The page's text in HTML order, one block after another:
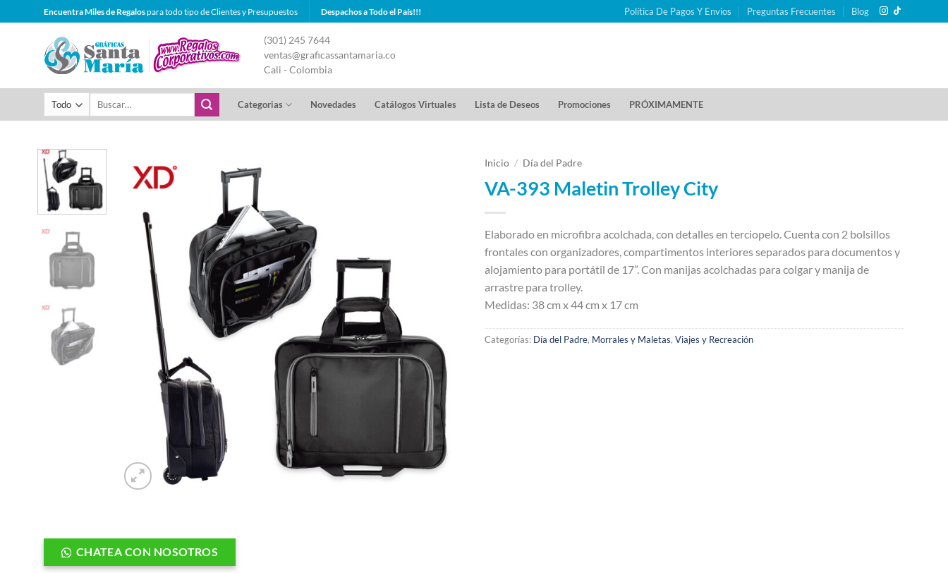
al
contenido
Encuentra Miles de Regalospara todo tipo de Clientes y Presupuestos Despachos a Todo el País!!! Política De Pagos Y Envios Preguntas Frecuentes Blog
(301) 245 7644
ventas@graficassantamaria.co
Cali - Colombia
Buscar
Categorias Novedades Catálogos Virtuales Lista de Deseos Promociones PRÓXIMAMENTE
Inicio / Día del Padre
VA-393 Maletin Trolley City
Elaborado en microfibra acolchada, con detalles en terciopelo. Cuenta con 2 bolsillos
frontales con organizadores, compartimentos interiores separados para documentos y
alojamiento para portátil de 17”. Con manijas acolchadas para colgar y manija de
arrastre para trolley.
Medidas: 38 cm x 44 cm x 17 cm
Categorías: Día del Padre, Morrales y Maletas, Viajes y Recreación
CHATEA CON NOSOTROS